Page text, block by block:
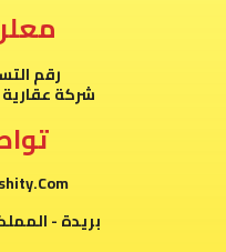
رقم
شركة عقارية
بريدة -